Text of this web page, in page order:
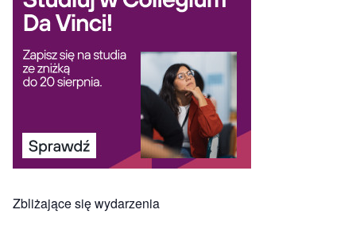
Zbliżające się wydarzenia